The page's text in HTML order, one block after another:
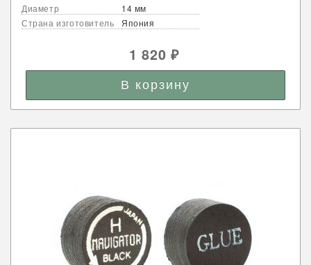
Диаметр
14 мм
Страна изготовитель
Япония
1 820 ₽